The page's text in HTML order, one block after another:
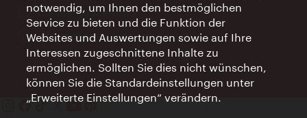
Ort:
concierge.wien.info
Öffnungszeiten:
Informationen rund um die Uhr
notwendig, um Ihnen den bestmöglichen
Service zu bieten und die Funktion der
Websites und Auswertungen sowie auf Ihre
Interessen zugeschnittene Inhalte zu
ermöglichen. Sollten Sie dies nicht wünschen,
können Sie die Standardeinstellungen unter
„Erweiterte Einstellungen“ verändern.